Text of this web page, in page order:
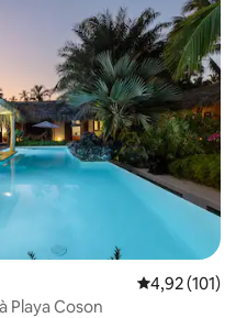
Évaluation
4,92 (101)
Playa Coson